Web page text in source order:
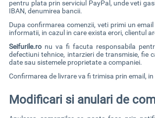
pentru plata prin serviciul PayPal, unde veti
IBAN, denumirea bancii.
Dupa confirmarea comenzii, veti primi un
informatii, in cazul in care exista erori, clientul
Seifurile.ro nu va fi facuta responsabila
defectiuni tehnice, intarzieri de transmisie, fie
date sau sistemele proprietate a companiei.
Confirmarea de livrare va fi trimisa prin email,
Modificari si anulari de